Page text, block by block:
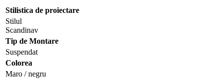
Stilistica de proiectare
Stilul
Scandinav
Tip de Montare
Suspendat
Colorea
Maro / negru